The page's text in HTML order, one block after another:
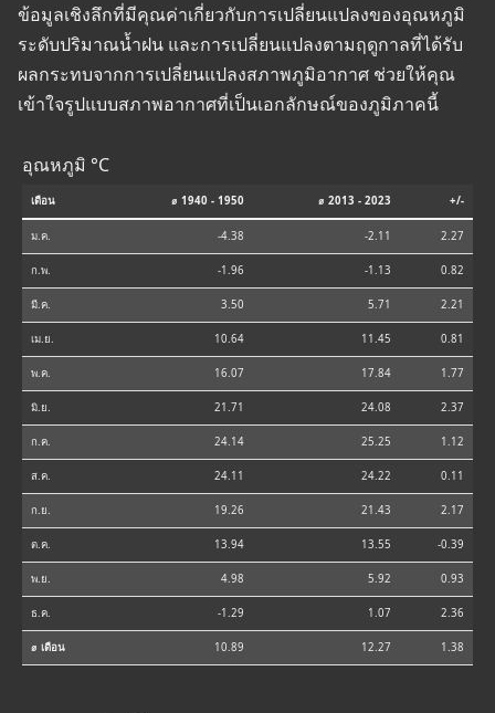
ข้อมูลเชิงลึกที่มีคุณค่าเกี่ยวกับการเปลี่ยนแปลงของอุณหภูมิ
ระดับปริมาณน้ำฝน และการเปลี่ยนแปลงตามฤดูกาลที่ได้รับ
ผลกระทบจากการเปลี่ยนแปลงสภาพภูมิอากาศ ช่วยให้คุณ
เข้าใจรูปแบบสภาพอากาศที่เป็นเอกลักษณ์ของภูมิภาคนี้
อุณหภูมิ °C
เดือน ⌀ 1940 - 1950 ⌀ 2013 - 2023 +/-
ม.ค. -4.38 -2.11 2.27
ก.พ. -1.96 -1.13 0.82
มี.ค. 3.50 5.71 2.21
เม.ย. 10.64 11.45 0.81
พ.ค. 16.07 17.84 1.77
มิ.ย. 21.71 24.08 2.37
ก.ค. 24.14 25.25 1.12
ส.ค. 24.11 24.22 0.11
ก.ย. 19.26 21.43 2.17
ต.ค. 13.94 13.55 -0.39
พ.ย. 4.98 5.92 0.93
ธ.ค. -1.29 1.07 2.36
⌀ เดือน 10.89 12.27 1.38